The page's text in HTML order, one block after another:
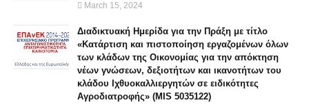
March 15, 2024
Διαδικτυακή Ημερίδα για την Πράξη με τίτλο
«Κατάρτιση και πιστοποίηση εργαζομένων όλων
των κλάδων της Οικονομίας για την απόκτηση
νέων γνώσεων, δεξιοτήτων και ικανοτήτων του
κλάδου Ιχθυοκαλλιεργητών σε ειδικότητες
Αγροδιατροφής» (MIS 5035122)